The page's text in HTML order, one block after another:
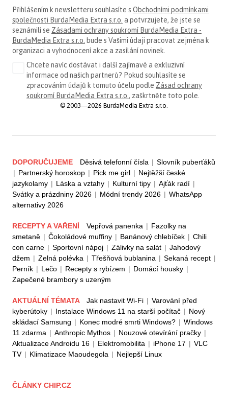
Přihlášením k newsletteru souhlasíte s Obchodními podmínkami
společnosti BurdaMedia Extra s.r.o. a potvrzujete, že jste se
seznámili se Zásadami ochrany soukromí BurdaMedia Extra -
BurdaMedia Extra s.r.o. bude s Vašimi údaji pracovat zejména k
organizaci a vyhodnocení akce a zasílání novinek.
Chcete navíc dostávat i další zajímavé a exkluzivní
informace od našich partnerů? Pokud souhlasíte se
zpracováním údajů k tomuto účelu podle Zásad ochrany
soukromí BurdaMedia Extra s.r.o., zaškrtněte toto pole.
© 2003—2026 BurdaMedia Extra s.r.o.
DOPORUČUJEME Děsivá telefonní čísla | Slovník puberťáků
| Partnerský horoskop | Pick me girl | Nejtěžší české
jazykolamy | Láska a vztahy | Kulturní tipy | Ajťák radí |
Svátky a prázdniny 2026 | Módní trendy 2026 | WhatsApp
alternativy 2026
RECEPTY A VAŘENÍ Vepřová panenka | Fazolky na
smetaně | Čokoládové muffiny | Banánový chlebíček | Chili
con carne | Sportovní nápoj | Zálivky na salát | Jahodový
džem | Zelná polévka | Třešňová bublanina | Sekaná recept |
Perník | Lečo | Recepty s rybízem | Domácí housky |
Zapečené brambory s uzeným
AKTUÁLNÍ TÉMATA Jak nastavit Wi-Fi | Varování před
kyberútoky | Instalace Windows 11 na starší počítač | Nový
skládací Samsung | Konec modré smrti Windows? | Windows
11 zdarma | Anthropic Mythos | Nouzové otevírání pračky |
Aktualizace Androidu 16 | Elektromobilita | iPhone 17 | VLC
TV | Klimatizace Maoudegola | Nejlepší Linux
ČLÁNKY CHIP.CZ